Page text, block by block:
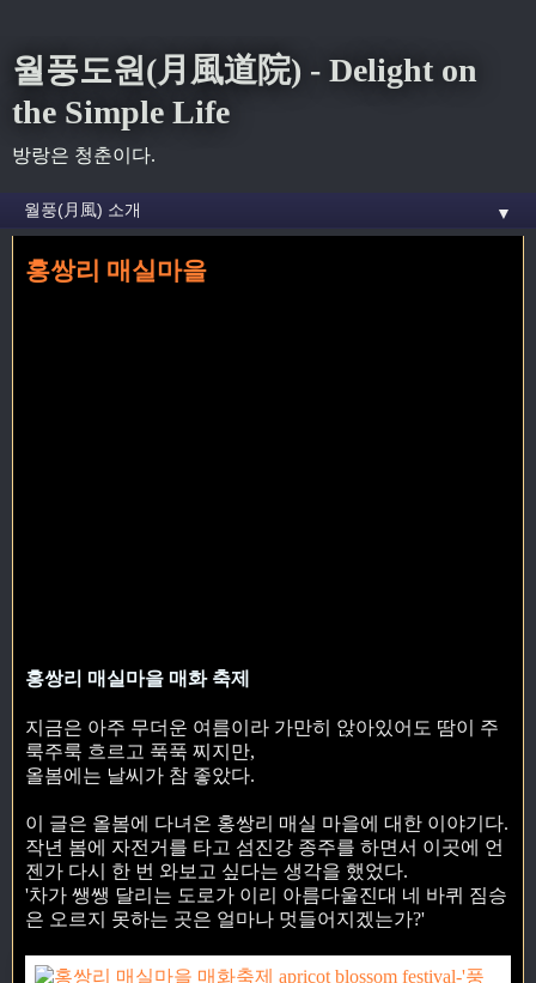
월풍도원(月風道院) - Delight on
the Simple Life
방랑은 청춘이다.
▼
홈»홍쌍리» 홍쌍리 매실마을
홍쌍리 매실마을
홍쌍리 매실마을 매화 축제
지금은 아주 무더운 여름이라 가만히 앉아있어도 땀이 주
룩주룩 흐르고 푹푹 찌지만,
올봄에는 날씨가 참 좋았다.
이 글은 올봄에 다녀온 홍쌍리 매실 마을에 대한 이야기다.
작년 봄에 자전거를 타고 섬진강 종주를 하면서 이곳에 언
젠가 다시 한 번 와보고 싶다는 생각을 했었다.
'차가 쌩쌩 달리는 도로가 이리 아름다울진대 네 바퀴 짐승
은 오르지 못하는 곳은 얼마나 멋들어지겠는가?'